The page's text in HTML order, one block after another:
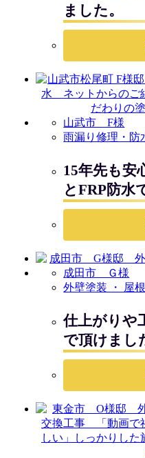
ました。
山武市 F様
雨漏り修理・防
15年先も安
とFRP防水
成田市 Ｇ様
外壁塗装 ・ 屋
仕上がりや
で頂けまし